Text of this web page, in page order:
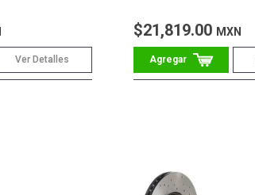
Ver Detalles
$21,819.00 MXN